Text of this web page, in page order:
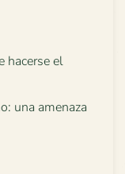
hacerse el
una amenaza